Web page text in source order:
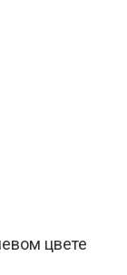
цвете